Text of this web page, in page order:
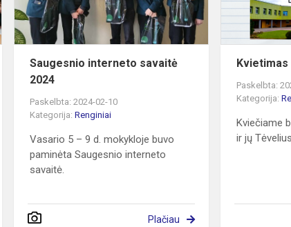
mes
gimę,
lietuviais
Saugesnio interneto savaitė
2024
Paskelbta: 2024-02-10
Kategorija:Renginiai
Vasario 5 – 9 d. mokykloje buvo
paminėta Saugesnio interneto
savaitė.
Plačiau
Kvietimas
Paskelbta:
Kategorija:
Kviečiame
ir jų